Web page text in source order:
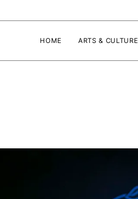
HOME ARTS & CULTURE